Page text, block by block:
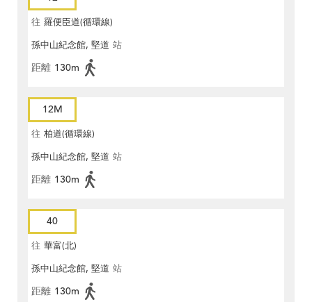
往 羅便臣道(循環線)
孫中山紀念館, 堅道 站
距離 130m
12M
往 柏道(循環線)
孫中山紀念館, 堅道 站
距離 130m
40
往 華富(北)
孫中山紀念館, 堅道 站
距離 130m